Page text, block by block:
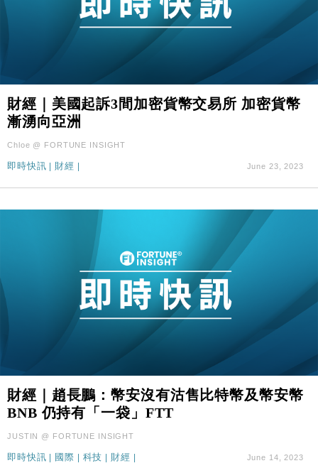
財經｜美國起訴3間加密貨幣交易所 加密貨幣
漸湧向亞洲
Chloe @ FORTUNE INSIGHT
即時快訊 | 財經 | June 23, 2023
財經｜趙長鵬：幣安沒有沽售比特幣及幣安幣
BNB 仍持有「一袋」FTT
JUSTIN @ FORTUNE INSIGHT
即時快訊 國際 科技 財經 June 14, 2023